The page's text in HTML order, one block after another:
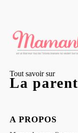
Tout savoir sur
La
A PROPOS